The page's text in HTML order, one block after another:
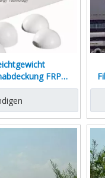
FRP